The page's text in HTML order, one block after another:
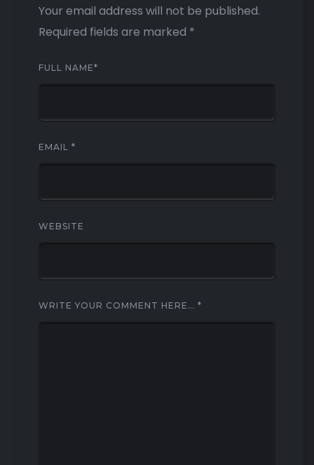
Your email address will not be published.
Required fields are marked *
FULL NAME*
EMAIL *
WEBSITE
WRITE YOUR COMMENT HERE… *